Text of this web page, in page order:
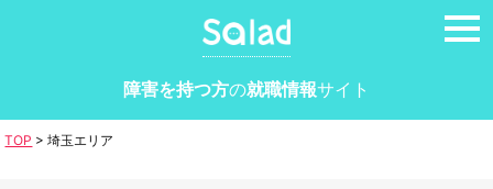
障害を持つ方の就職情報サイト
TOP >埼玉エリア